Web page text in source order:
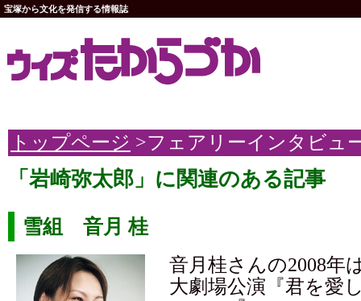
宝塚から文化を発信する情報誌
トップページ >フェアリーインタビュ
「岩崎弥太郎」に関連のある記事
雪組 音月 桂
音月桂さんの2008年
大劇場公演『君を愛